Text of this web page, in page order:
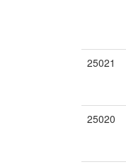
25021
25020